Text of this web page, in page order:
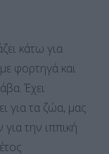
κάτω για
φορτηγά και
Έχει
για τα ζώα, μας
την ιππική